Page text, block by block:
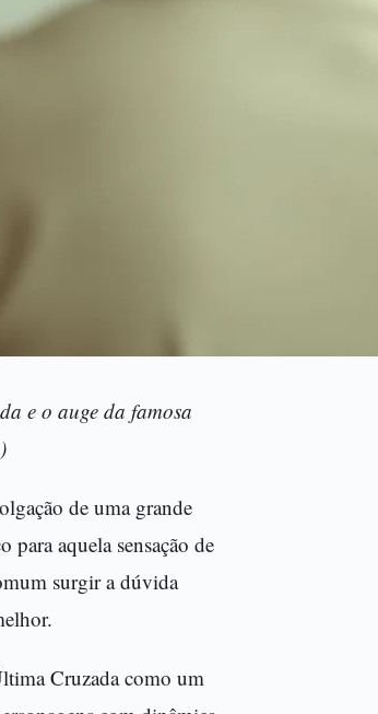
e o auge da famosa
de uma grande
para aquela sensação de
surgir a dúvida
Cruzada como um